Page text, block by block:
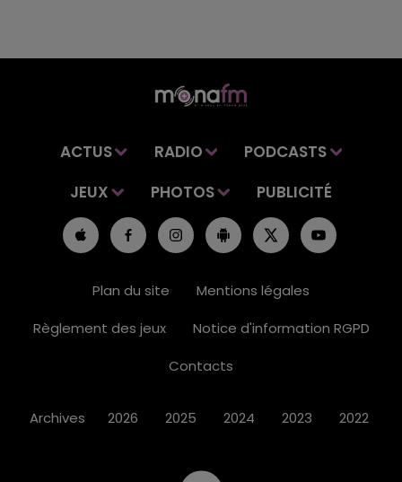
ACTUS RADIO
PODCASTS
JEUX
PHOTOS PUBLICITÉ
Plan du site
Mentions légales
Règlement des jeux
Notice d'information RGPD
Contacts
Archives 2026 2025 2024 2023 2022